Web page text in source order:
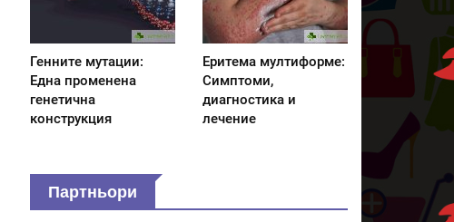
Генните мутации:
Една променена
генетична
конструкция
Еритема мултиформе:
Симптоми,
диагностика и
лечение
Партньори